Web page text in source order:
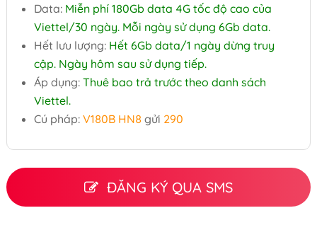
Data: Miễn phí 180Gb data 4G tốc độ cao của
Viettel/30 ngày. Mỗi ngày sử dụng 6Gb data.
Hết lưu lượng:Hết 6Gb data/1 ngày dừng truy
cập. Ngày hôm sau sử dụng tiếp.
Áp dụng: Thuê bao trả trước theo danh sách
Viettel.
Cú pháp: V180B HN8 gửi 290
ĐĂNG KÝ QUA SMS